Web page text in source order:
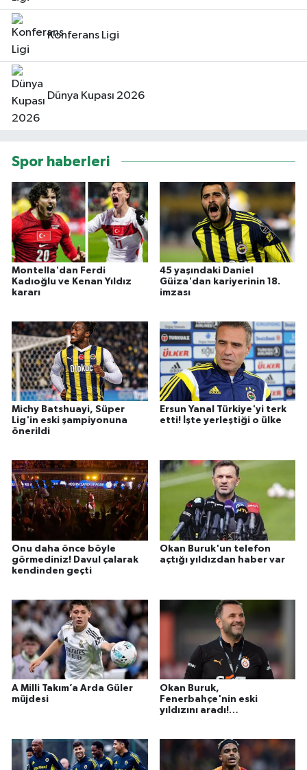
Konferans Ligi
Dünya Kupası 2026
Spor haberleri
Montella'dan Ferdi
Kadıoğlu ve Kenan Yıldız
kararı
45 yaşındaki Daniel
Güiza'dan kariyerinin 18.
imzası
Michy Batshuayi, Süper
Lig'in eski şampiyonuna
önerildi
Ersun Yanal Türkiye'yi terk
etti! İşte yerleştiği o ülke
Onu daha önce böyle
görmediniz! Davul çalarak
kendinden geçti
Okan Buruk'un telefon
açtığı yıldızdan haber var
A Milli Takım’a Arda Güler
müjdesi
Okan Buruk,
Fenerbahçe'nin eski
yıldızını aradı!